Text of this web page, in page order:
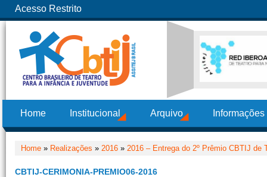
Acesso Restrito
Home Institucional Arquivo
Home » Realizações » 2016 » 2016 – Entrega do 2º Prêmio CBTIJ de
CBTIJ-CERIMONIA-PREMIO06-2016